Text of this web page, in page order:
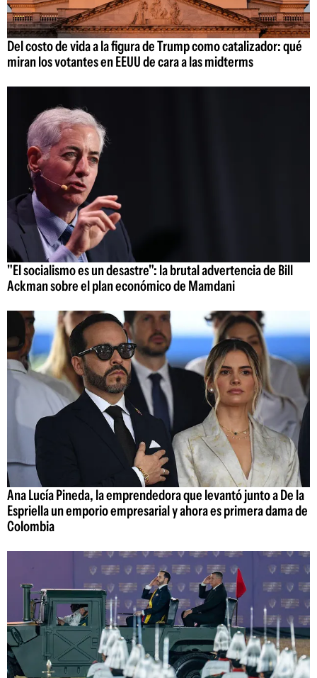
Del costo de vida a la figura de Trump como catalizador: qué
miran los votantes en EEUU de cara a las midterms
"El socialismo es un desastre": la brutal advertencia de Bill
Ackman sobre el plan económico de Mamdani
Ana Lucía Pineda, la emprendedora que levantó junto a De la
Espriella un emporio empresarial y ahora es primera dama de
Colombia